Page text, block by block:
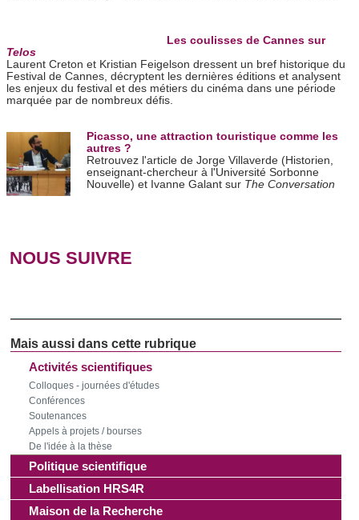
Activités scientifiques
Colloques - journées d'études
Conférences
Soutenances
Appels à projets / bourses
De l'idée à la thèse
Politique scientifique
Labellisation HRS4R
Maison de la Recherche
Les coulisses de Cannes sur
Telos
Laurent Creton et Kristian Feigelson dressent un bref historique du
Festival de Cannes, décryptent les dernières éditions et analysent
les enjeux du festival et des métiers du cinéma dans une période
marquée par de nombreux défis.
Picasso, une attraction touristique comme les
autres ?
Retrouvez l'article de Jorge Villaverde (Historien,
enseignant-chercheur à l'Université Sorbonne
Nouvelle) et Ivanne Galant sur The Conversation
NOUS SUIVRE